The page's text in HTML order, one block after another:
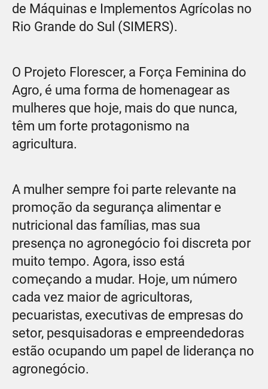
de Máquinas e Implementos Agrícolas no
Rio Grande do Sul (SIMERS).
O Projeto Florescer, a Força Feminina do
Agro, é uma forma de homenagear as
mulheres que hoje, mais do que nunca,
têm um forte protagonismo na
agricultura.
A mulher sempre foi parte relevante na
promoção da segurança alimentar e
nutricional das famílias, mas sua
presença no agronegócio foi discreta por
muito tempo. Agora, isso está
começando a mudar. Hoje, um número
cada vez maior de agricultoras,
pecuaristas, executivas de empresas do
setor, pesquisadoras e empreendedoras
estão ocupando um papel de liderança no
agronegócio.